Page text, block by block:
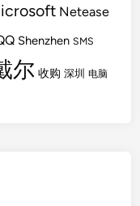
Netease
Shenzhen SMS
尔 收购 深圳 电脑